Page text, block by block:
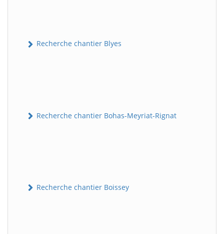
Recherche chantier Blyes
Recherche chantier Bohas-Meyriat-Rignat
Recherche chantier Boissey